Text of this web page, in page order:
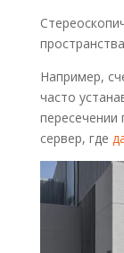
Например,
часто
пересечении
сервер, где